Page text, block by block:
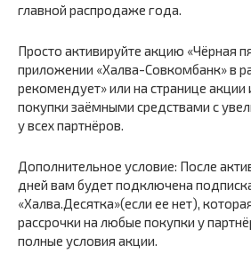
главной распродаже года.
Просто активируйте акцию «Чёрная
приложении «Халва-Совкомбанк» в
рекомендует» или на странице акции
покупки заёмными средствами с
у всех партнёров.
Дополнительное условие: После
дней вам будет подключена
«Халва.Десятка»(если ее нет),
рассрочки на любые покупки у
полные условия акции.